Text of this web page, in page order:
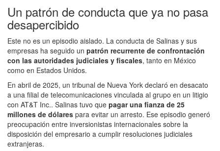
Un patrón de conducta que ya no pasa
desapercibido
Este no es un episodio aislado. La conducta de Salinas y sus
empresas ha seguido un patrón recurrente de confrontación
con las autoridades judiciales y fiscales, tanto en México
como en Estados Unidos.
En abril de 2025, un tribunal de Nueva York declaró en desacato
a una filial de telecomunicaciones vinculada al grupo en un litigio
con AT&T Inc.. Salinas tuvo que pagar una fianza de 25
millones de dólares para evitar un arresto. Ese episodio generó
preocupación entre inversionistas internacionales sobre la
disposición del empresario a cumplir resoluciones judiciales
extranjeras.